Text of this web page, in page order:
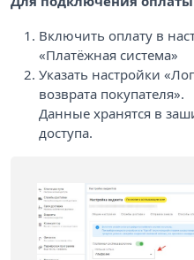
Включить оплату в
«Платёжная система»
Указать настройки
возврата покупателя».
Данные хранятся в
доступа.